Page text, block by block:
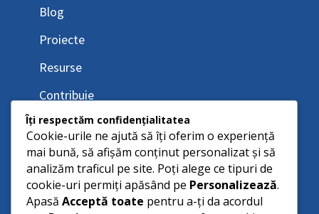
Blog
Proiecte
Resurse
Contribuie
Îți respectăm confidențialitatea
Cookie-urile ne ajută să îți oferim o experiență
mai bună, să afișăm conținut personalizat și să
analizăm traficul pe site. Poți alege ce tipuri de
cookie-uri permiți apăsând pe Personalizează.
Apasă Acceptă toate pentru a-ți da acordul